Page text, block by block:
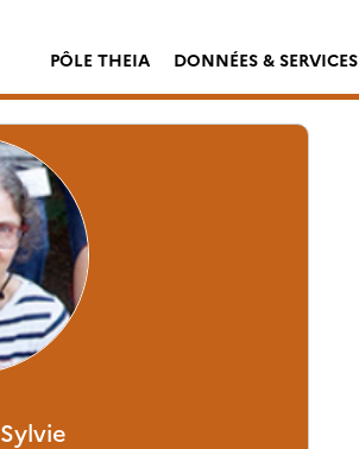
PÔLE THEIA DONNÉES & SERVICES
Sylvie